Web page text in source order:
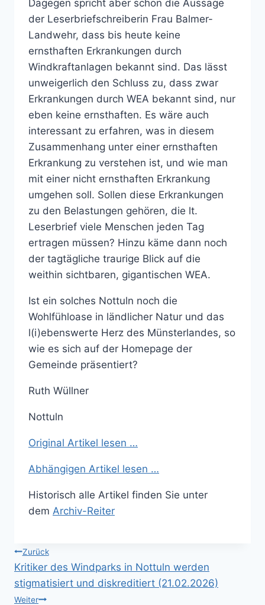
Dagegen spricht aber schon die Aussage
der Leserbriefschreiberin Frau Balmer-
Landwehr, dass bis heute keine
ernsthaften Erkrankungen durch
Windkraftanlagen bekannt sind. Das lässt
unweigerlich den Schluss zu, dass zwar
Erkrankungen durch WEA bekannt sind, nur
eben keine ernsthaften. Es wäre auch
interessant zu erfahren, was in diesem
Zusammenhang unter einer ernsthaften
Erkrankung zu verstehen ist, und wie man
mit einer nicht ernsthaften Erkrankung
umgehen soll. Sollen diese Erkrankungen
zu den Belastungen gehören, die lt.
Leserbrief viele Menschen jeden Tag
ertragen müssen? Hinzu käme dann noch
der tagtägliche traurige Blick auf die
weithin sichtbaren, gigantischen WEA.
Ist ein solches Nottuln noch die
Wohlfühloase in ländlicher Natur und das
l(i)ebenswerte Herz des Münsterlandes, so
wie es sich auf der Homepage der
Gemeinde präsentiert?
Ruth Wüllner
Nottuln
Original Artikel lesen …
Abhängigen Artikel lesen …
Historisch alle Artikel finden Sie unter
dem Archiv-Reiter
Beitragsnavigation
Zurück
Kritiker des Windparks in Nottuln werden
stigmatisiert und diskreditiert (21.02.2026)
Weiter